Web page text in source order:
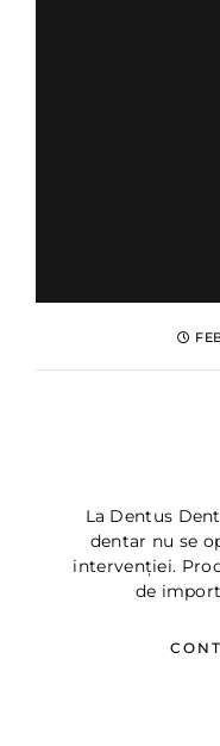
La Dentus
dentar nu se
intervenției.
de